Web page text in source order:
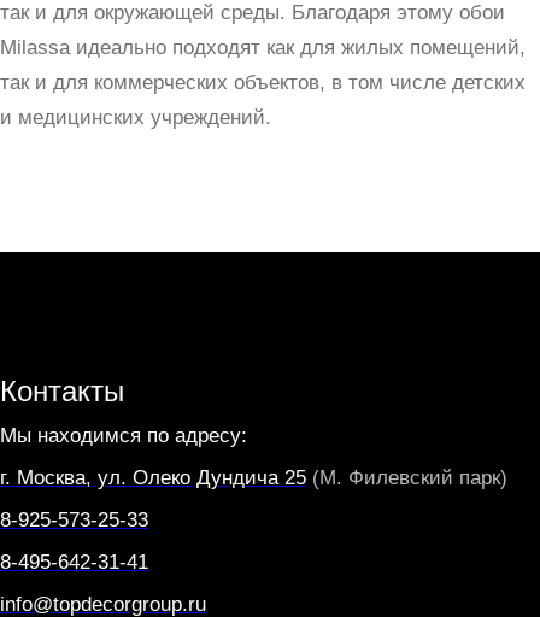
так и для окружающей среды. Благодаря этому обои
Milassa идеально подходят как для жилых помещений,
так и для коммерческих объектов, в том числе детских
и медицинских учреждений.
Контакты
Мы находимся по адресу:
г. Москва, ул. Олеко Дундича 25 (М. Филевский парк)
8-925-573-25-33
8-495-642-31-41
info@topdecorgroup.ru